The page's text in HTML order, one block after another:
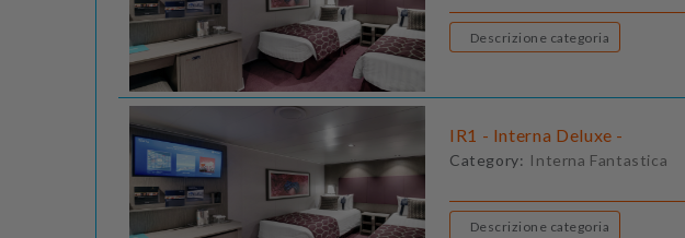
Descrizione categoria
IR1 - Interna Deluxe -
Category: Interna Fantastica
Descrizione categoria